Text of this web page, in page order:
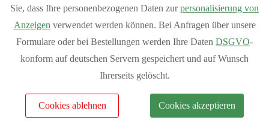
Individuelle Planung Ihres Projektes
Kostenlose Beratung und Angebotserstellung
Telefonservice durch unser geschultes Fachpersonal
Passgenauigkeit da alle Teile aus unserem Haus
Großes Lager dadurch kurze Lieferzeiten
Finanzierung/Ratenkauf möglich
Statiken und Skizzen bei Bedarf verfügbar
Holzart
Dacheindeckung
Sie, dass Ihre personenbezogenen Daten zurpersonalisierung von
Anzeigenverwendet werden können. Bei Anfragen über unsere
Formulare oder bei Bestellungen werden Ihre Daten DSGVO-
konform auf deutschen Servern gespeichert und auf Wunsch
Ihrerseits gelöscht.
Cookies ablehnen Cookies akzeptieren